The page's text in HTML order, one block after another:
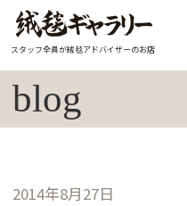
スタッフ全員が絨毯アドバイザーのお店
blog
2014年8月27日